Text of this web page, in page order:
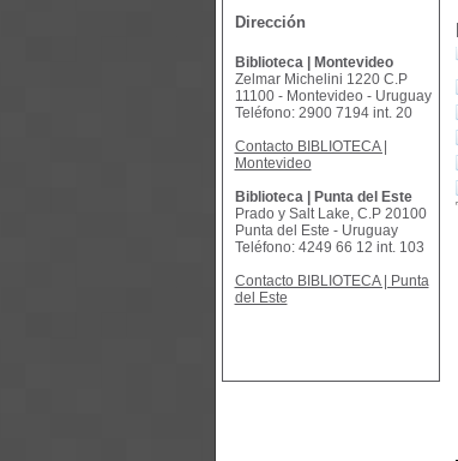
Dirección
Biblioteca | Montevideo
Zelmar Michelini 1220 C.P
11100 - Montevideo - Uruguay
Teléfono: 2900 7194 int. 20
Contacto BIBLIOTECA |
Montevideo
Biblioteca | Punta del Este
Prado y Salt Lake, C.P 20100
Punta del Este - Uruguay
Teléfono: 4249 66 12 int. 103
Contacto BIBLIOTECA | Punta
del Este